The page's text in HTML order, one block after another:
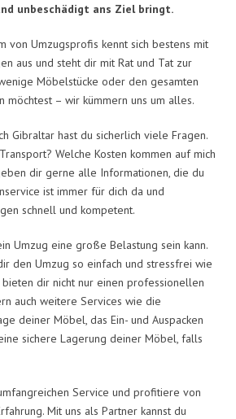
unbeschädigt ans Ziel bringt.
von Umzugsprofis kennt sich bestens mit
aus und steht dir mit Rat und Tat zur
Möbelstücke oder den gesamten
möchtest – wir kümmern uns um alles.
Gibraltar hast du sicherlich viele Fragen.
Welche Kosten kommen auf mich
dir gerne alle Informationen, die du
ist immer für dich da und
schnell und kompetent.
Umzug eine große Belastung sein kann.
den Umzug so einfach und stressfrei wie
dir nicht nur einen professionellen
auch weitere Services wie die
deiner Möbel, das Ein- und Auspacken
sichere Lagerung deiner Möbel, falls
Service und profitiere von
Mit uns als Partner kannst du